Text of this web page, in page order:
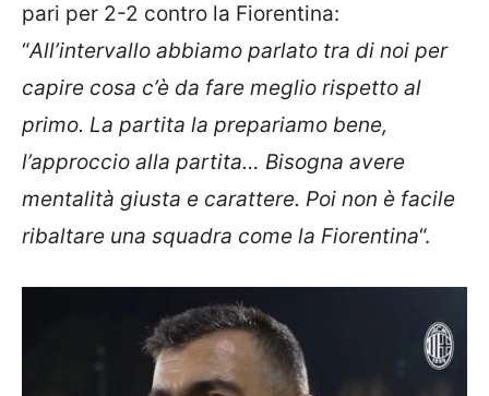
pari per 2-2 contro la Fiorentina:
“All’intervallo abbiamo parlato tra di noi per
capire cosa c’è da fare meglio rispetto al
primo. La partita la prepariamo bene,
l’approccio alla partita… Bisogna avere
mentalità giusta e carattere. Poi non è facile
ribaltare una squadra come la Fiorentina“.